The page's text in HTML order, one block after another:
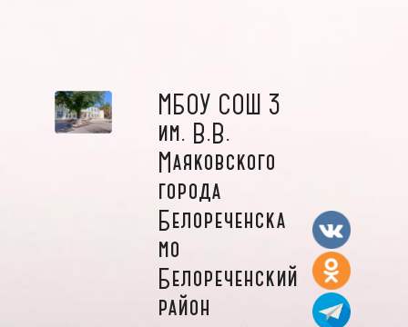
МБОУ СОШ 3
им. В.В.
Маяковского
города
Белореченска
мо
Белореченский
район